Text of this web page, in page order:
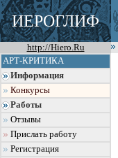
ИЕРОГЛИФ
http://Hiero.Ru
АРТ-КРИТИКА
Информация
Конкурсы
Работы
Отзывы
Прислать работу
Регистрация